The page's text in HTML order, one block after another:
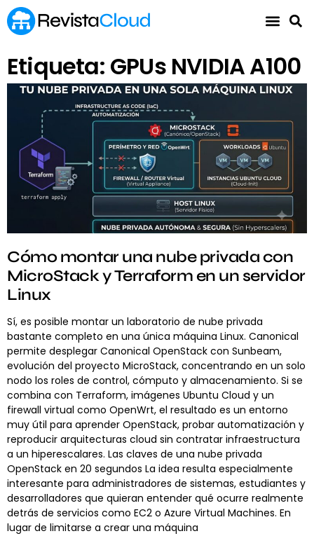
Etiqueta: GPUs NVIDIA A100
Cómo montar una nube privada con
MicroStack y Terraform en un servidor
Linux
Sí, es posible montar un laboratorio de nube privada
bastante completo en una única máquina Linux. Canonical
permite desplegar Canonical OpenStack con Sunbeam,
evolución del proyecto MicroStack, concentrando en un solo
nodo los roles de control, cómputo y almacenamiento. Si se
combina con Terraform, imágenes Ubuntu Cloud y un
firewall virtual como OpenWrt, el resultado es un entorno
muy útil para aprender OpenStack, probar automatización y
reproducir arquitecturas cloud sin contratar infraestructura
a un hiperescalares. Las claves de una nube privada
OpenStack en 20 segundos La idea resulta especialmente
interesante para administradores de sistemas, estudiantes y
desarrolladores que quieran entender qué ocurre realmente
detrás de servicios como EC2 o Azure Virtual Machines. En
lugar de limitarse a crear una máquina